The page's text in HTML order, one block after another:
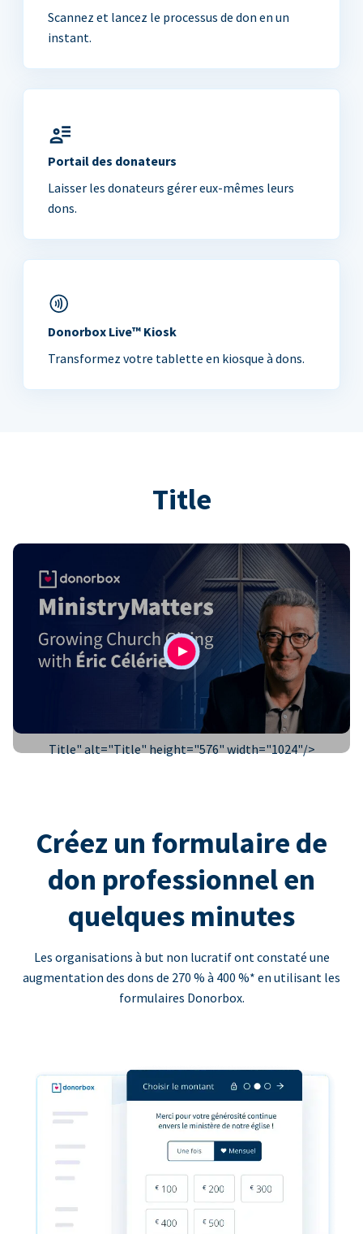
Scannez et lancez le processus de don en un
instant.
Portail des donateurs
Laisser les donateurs gérer eux-mêmes leurs
dons.
Donorbox Live™ Kiosk
Transformez votre tablette en kiosque à dons.
Title
Title" alt="Title" height="576" width="1024"/>
Créez un formulaire de
don professionnel en
quelques minutes
Les organisations à but non lucratif ont constaté une
augmentation des dons de 270 % à 400 %* en utilisant les
formulaires Donorbox.